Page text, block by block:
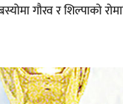
गौरव र शिल्पाको